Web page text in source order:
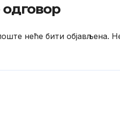
неће бити објављена.